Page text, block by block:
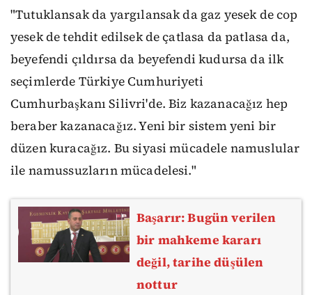
"Tutuklansak da yargılansak da gaz yesek de cop
yesek de tehdit edilsek de çatlasa da patlasa da,
beyefendi çıldırsa da beyefendi kudursa da ilk
seçimlerde Türkiye Cumhuriyeti
Cumhurbaşkanı Silivri'de. Biz kazanacağız hep
beraber kazanacağız. Yeni bir sistem yeni bir
düzen kuracağız. Bu siyasi mücadele namuslular
ile namussuzların mücadelesi."
Başarır: Bugün verilen
bir mahkeme kararı
değil, tarihe düşülen
nottur